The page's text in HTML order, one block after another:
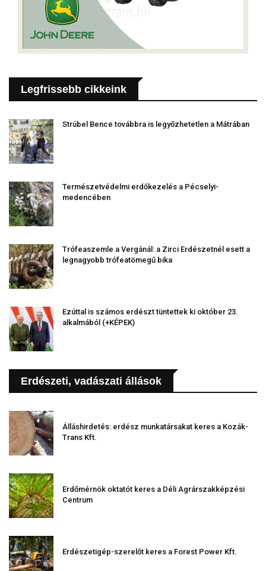
Legfrissebb cikkeink
Strúbel Bence továbbra is legyőzhetetlen a Mátrában
Természetvédelmi erdőkezelés a Pécselyi-
medencében
Trófeaszemle a Vergánál: a Zirci Erdészetnél esett a
legnagyobb trófeatömegű bika
Ezúttal is számos erdészt tüntettek ki október 23.
alkalmából (+KÉPEK)
Erdészeti, vadászati állások
Álláshirdetés: erdész munkatársakat keres a Kozák-
Trans Kft.
Erdőmérnök oktatót keres a Déli Agrárszakképzési
Centrum
Erdészetigép-szerelőt keres a Forest Power Kft.